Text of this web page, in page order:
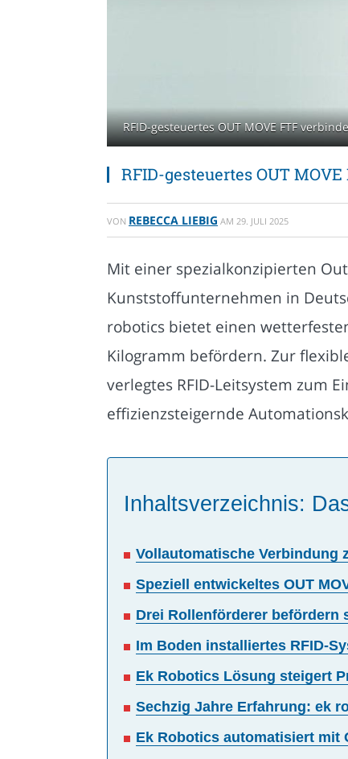
RFID-gesteuertes OUT MOVE FTF
RFID-gesteuertes OUT
VON REBECCA LIEBIG AM 29. JULI 2025
Mit einer spezialkonzipierten
Kunststoffunternehmen in
robotics bietet einen
Kilogramm befördern. Zur
verlegtes RFID-Leitsystem zum
effizienzsteigernde
Inhaltsverzeichnis:
Vollautomatische Verbindung
Speziell entwickeltes OUT
Drei Rollenförderer befördern
Im Boden installiertes RFID-
Ek Robotics Lösung steigert
Sechzig Jahre Erfahrung: ek
Ek Robotics automatisiert mit